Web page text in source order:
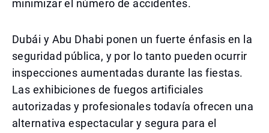
minimizar el número de accidentes.
Dubái y Abu Dhabi ponen un fuerte énfasis en la
seguridad pública, y por lo tanto pueden ocurrir
inspecciones aumentadas durante las fiestas.
Las exhibiciones de fuegos artificiales
autorizadas y profesionales todavía ofrecen una
alternativa espectacular y segura para el